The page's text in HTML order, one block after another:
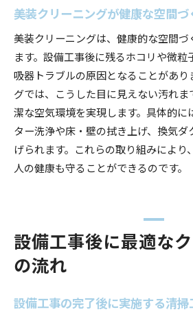
美装クリーニングが健康な空間
美装クリーニングは、健康的な空間
ます。設備工事後に残るホコリや微
吸器トラブルの原因となることがあり
グでは、こうした目に見えない汚れ
潔な空気環境を実現します。具体的に
ター洗浄や床・壁の拭き上げ、換気
げられます。これらの取り組みにより
人の健康も守ることができるのです。
設備工事後に最適な
の流れ
設備工事の完了後に実施する清